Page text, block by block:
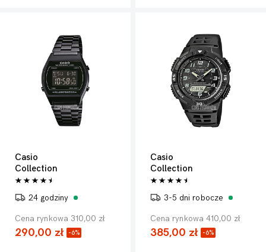
Casio
Collection
24 godziny
Cena rynkowa 310,00 zł
290,00 zł -6%
Casio
Collection
3-5 dni robocze
Cena rynkowa 410,00 zł
385,00 zł -6%